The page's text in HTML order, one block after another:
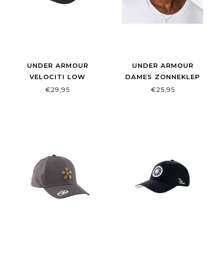
UNDER ARMOUR
VELOCITI LOW
ADJUSTABLE CAP
€29,95
UNDER ARMOUR
DAMES ZONNEKLEP
ISO-CHILL WHITE
€25,95